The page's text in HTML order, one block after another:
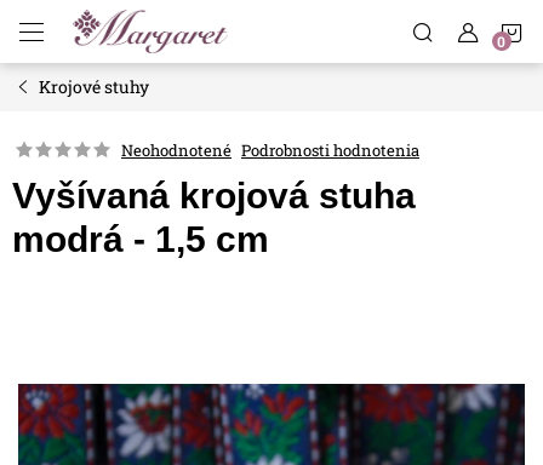
obsah
Krojové stuhy
Neohodnotené Podrobnosti hodnotenia
Vyšívaná krojová stuha
modrá - 1,5 cm